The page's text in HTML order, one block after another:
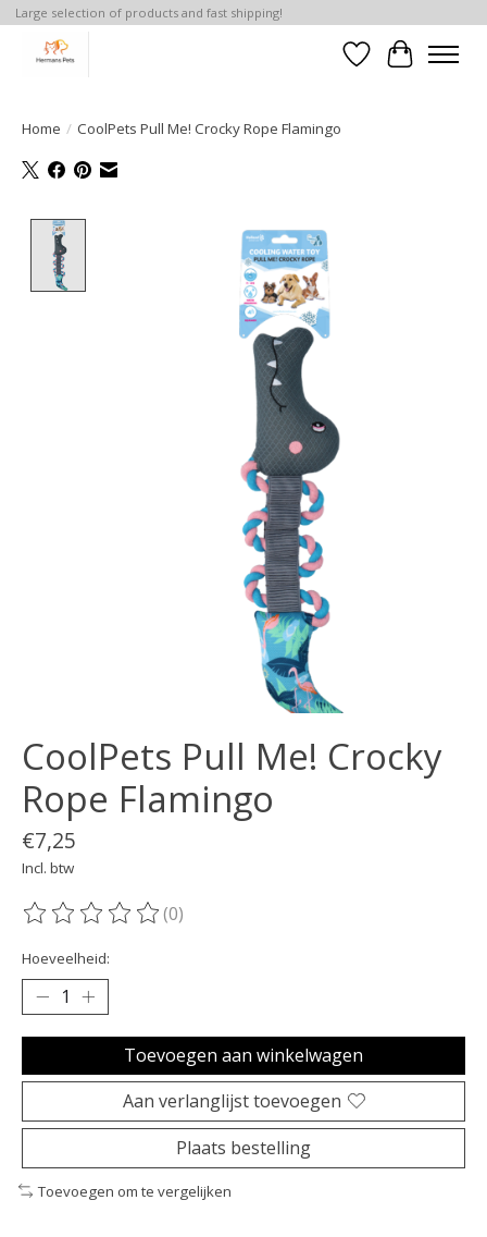
Large selection of products and fast shipping!
Verlanglijst
Home / CoolPets Pull Me! Crocky Rope Flamingo
Product image slideshow Items
CoolPets Pull Me! Crocky
Rope Flamingo
€7,25
Incl. btw
De beoordeling van dit product is
(0)
Hoeveelheid:
Toevoegen aan winkelwagen
Aan verlanglijst toevoegen
Plaats bestelling
Toevoegen om te vergelijken